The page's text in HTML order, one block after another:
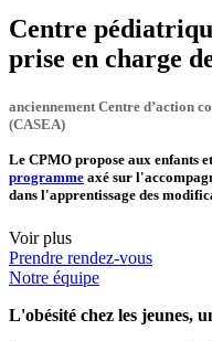
Centre
prise en charge
anciennement Centre d’action
(CASEA)
Le CPMO propose aux enfants
programme axé sur
dans l'apprentissage des
Voir plus
Prendre rendez-vous
Notre équipe
L'obésité chez les jeunes,